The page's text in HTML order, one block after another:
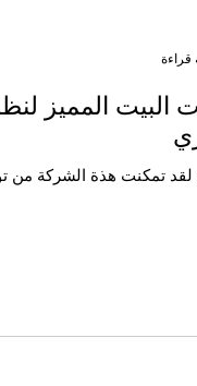
المميز
تمكنت هذة الشركة من